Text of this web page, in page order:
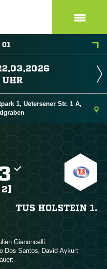
01

1, Uetersener Str. 1 A,
2]
TUS HOLSTEIN 1.

 ,  